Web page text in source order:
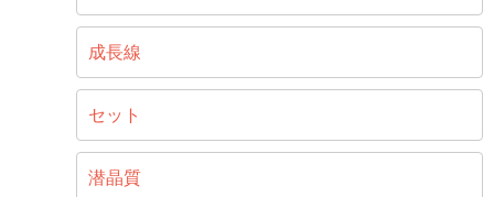
成長線
セット
潜晶質